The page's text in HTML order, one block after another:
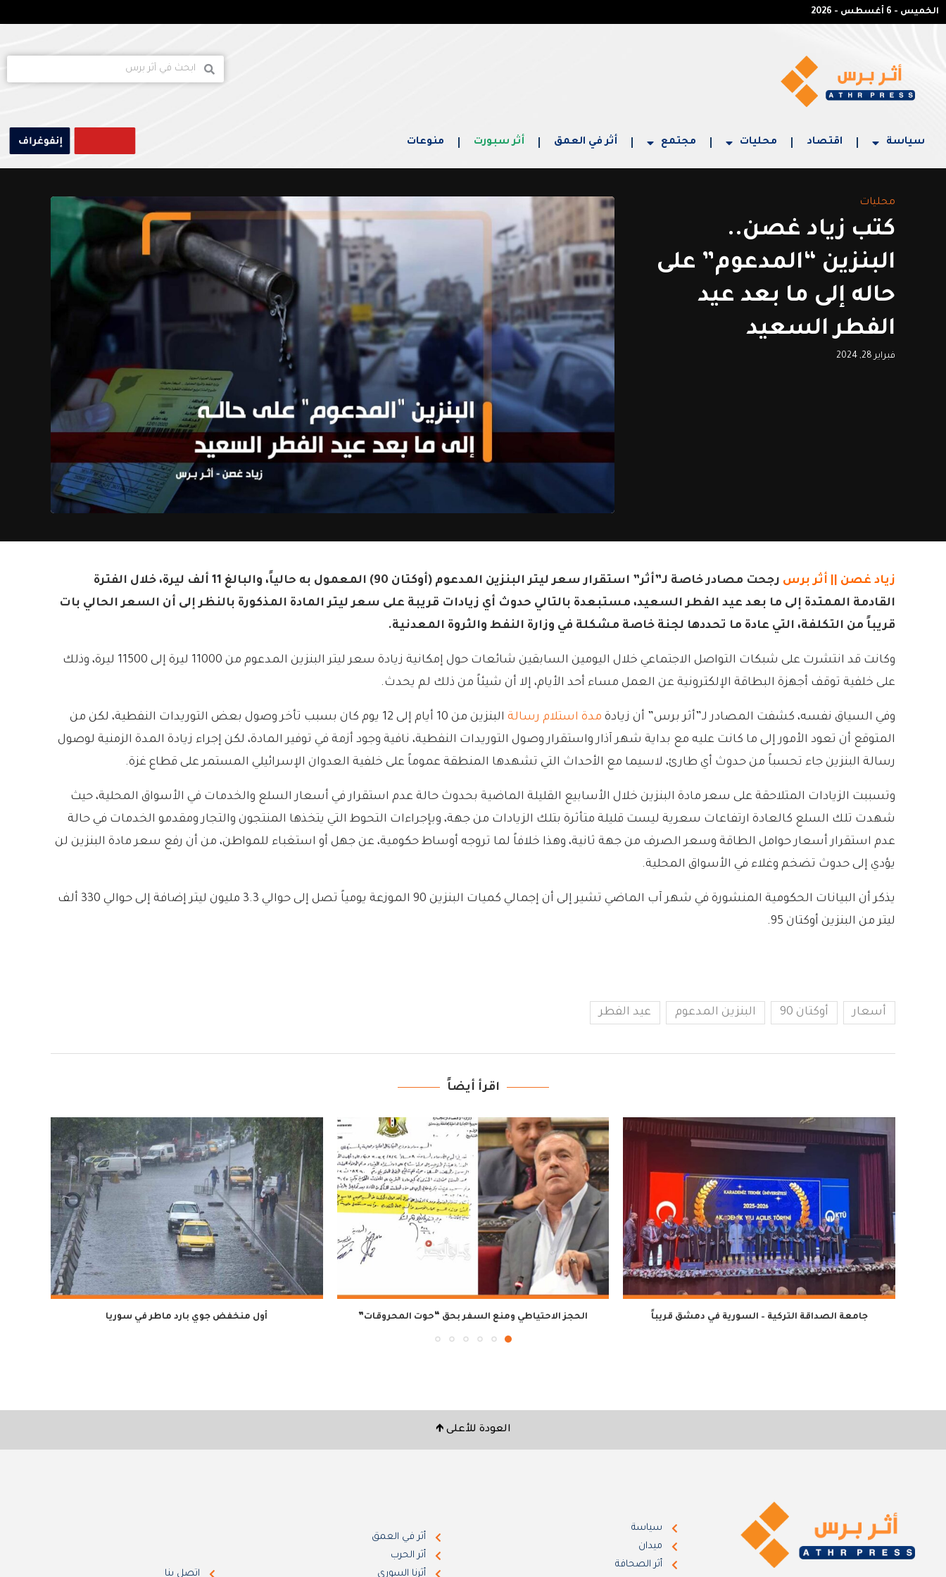
الخميس - 6 أغسطس - 2026
سياسة اقتصاد محليات مجتمع أثر في العمق أثر سبورت منوعات
محليات
كتب زياد غصن..
البنزين “المدعوم” على
حاله إلى ما بعد عيد
الفطر السعيد
فبراير 28, 2024
زياد غصن || أثر برس
رجحت مصادر خاصة لـ”أثر” استقرار سعر ليتر البنزين المدعوم (أوكتان 90) المعمول به حالياً، والبالغ 11 ألف ليرة، خلال الفترة
القادمة الممتدة إلى ما بعد عيد الفطر السعيد، مستبعدة بالتالي حدوث أي زيادات قريبة على سعر ليتر المادة المذكورة بالنظر إلى أن السعر الحالي بات
قريباً من التكلفة، التي عادة ما تحددها لجنة خاصة مشكلة في وزارة النفط والثروة المعدنية.
وكانت قد انتشرت على شبكات التواصل الاجتماعي خلال اليومين السابقين شائعات حول إمكانية زيادة سعر ليتر البنزين المدعوم من 11000 ليرة إلى 11500 ليرة، وذلك
على خلفية توقف أجهزة البطاقة الإلكترونية عن العمل مساء أحد الأيام، إلا أن شيئاً من ذلك لم يحدث.
وفي السياق نفسه، كشفت المصادر لـ”أثر برس” أن زيادة مدة استلام رسالة
البنزين من 10 أيام إلى 12 يوم كان بسبب تأخر وصول بعض التوريدات النفطية، لكن من
المتوقع أن تعود الأمور إلى ما كانت عليه مع بداية شهر آذار واستقرار وصول التوريدات النفطية، نافية وجود أزمة في توفير المادة، لكن إجراء زيادة المدة الزمنية لوصول
رسالة البنزين جاء تحسباً من حدوث أي طارئ، لاسيما مع الأحداث التي تشهدها المنطقة عموماً على خلفية العدوان الإسرائيلي المستمر على قطاع غزة.
وتسببت الزيادات المتلاحقة على سعر مادة البنزين خلال الأسابيع القليلة الماضية بحدوث حالة عدم استقرار في أسعار السلع والخدمات في الأسواق المحلية، حيث
شهدت تلك السلع كالعادة ارتفاعات سعرية ليست قليلة متأثرة بتلك الزيادات من جهة، وبإجراءات التحوط التي يتخذها المنتجون والتجار ومقدمو الخدمات في حالة
عدم استقرار أسعار حوامل الطاقة وسعر الصرف من جهة ثانية، وهذا خلافاً لما تروجه أوساط حكومية، عن جهل أو استغباء للمواطن، من أن رفع سعر مادة البنزين لن
يؤدي إلى حدوث تضخم وغلاء في الأسواق المحلية.
يذكر أن البيانات الحكومية المنشورة في شهر آب الماضي تشير إلى أن إجمالي كميات البنزين 90 الموزعة يومياً تصل إلى حوالي 3.3 مليون ليتر إضافة إلى حوالي 330 ألف
ليتر من البنزين أوكتان 95.
أسعار أوكتان 90 البنزين المدعوم عيد الفطر
اقرأ أيضاً
جامعة الصداقة التركية – السورية في دمشق قريباً الحجز الاحتياطي ومنع السفر بحق “حوت المحروقات” أول منخفض جوي بارد ماطر في سوريا
العودة للأعلى 🡹
سياسة
ميدان
أثر الصحافة
أثر في العمق
أثر الحرب
أثرنا السوري
اتصل بنا